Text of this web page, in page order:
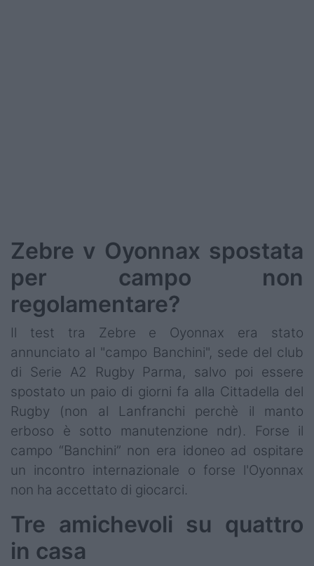
Zebre v Oyonnax spostata
per campo non
regolamentare?
Il test tra Zebre e Oyonnax era stato
annunciato al "campo Banchini", sede del club
di Serie A2 Rugby Parma, salvo poi essere
spostato un paio di giorni fa alla Cittadella del
Rugby (non al Lanfranchi perchè il manto
erboso è sotto manutenzione ndr). Forse il
campo “Banchini” non era idoneo ad ospitare
un incontro internazionale o forse l'Oyonnax
non ha accettato di giocarci.
Tre amichevoli su quattro
in casa